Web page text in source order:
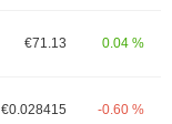
€71.13 0.04 %
€0.028415 -0.60 %